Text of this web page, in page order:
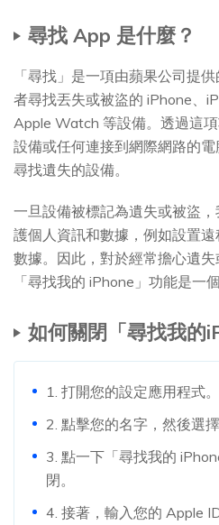
尋找 App 是什麼？
「尋找」是一項由蘋果公司提
者尋找丟失或被盜的 iPhone、
Apple Watch 等設備。透過這
設備或任何連接到網際網路的
尋找遺失的設備。
一旦設備被標記為遺失或被盜
護個人資訊和數據，例如設置
數據。因此，對於經常擔心遺
「尋找我的 iPhone」功能是一
如何關閉「尋找我的
1. 打開您的設定應用程式。
2. 點擊您的名字，然後選擇
3. 點一下「尋找我的
閉。
4. 接著，輸入您的 Apple ID